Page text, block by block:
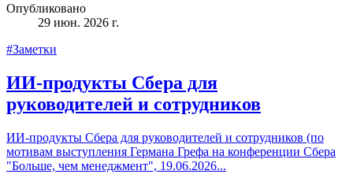
Опубликовано
29 июн. 2026 г.
#Заметки
ИИ-продукты Сбера для
руководителей и сотрудников
ИИ-продукты Сбера для руководителей и сотрудников (по
мотивам выступления Германа Грефа на конференции Сбера
"Больше, чем менеджмент", 19.06.2026...